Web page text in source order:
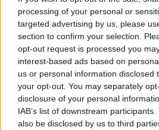
processing of your personal or
targeted advertising by us, please
section to confirm your selection.
opt-out request is processed you
interest-based ads based on
us or personal information disclosed
your opt-out. You may separately
disclosure of your personal
IAB’s list of downstream
also be disclosed by us to third